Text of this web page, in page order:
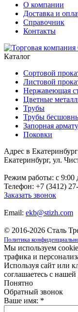
О компании
Доставка и
Справочник
Контакты
Каталог
Сортовой
Листовой
Нержавеющая
Цветные
Трубы
Трубы
Запорная
Поковки
Адрес в
Екатеринбург, ул.
Режим работы: c 9:00
Телефон: +7 (3412)
Заказать звонок
Email: ekb@stizh.com
© 2016-2026 Сталь
Политика
Мы используем
трафика и
Используя сайт или
соглашаетесь с нашей
Понятно
Обратный звонок
Ваше имя: *